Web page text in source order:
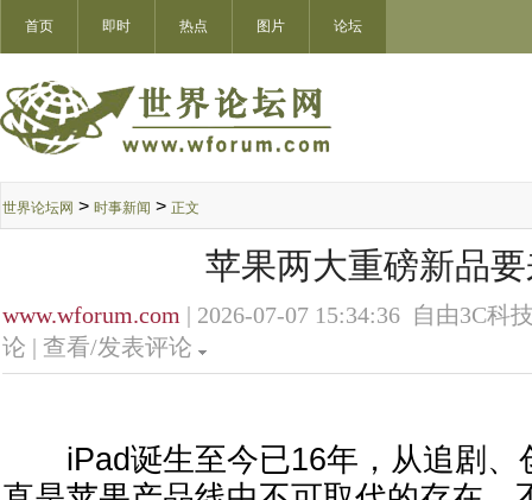
首页 即时 热点 图片 论坛
世界论坛网 > 时事新闻 > 正文
苹果两大重磅新品
www.wforum.com | 2026-07-07 15:34:36 自由3C科
论 | 查看/发表评论
iPad诞生至今已16年，从追剧、